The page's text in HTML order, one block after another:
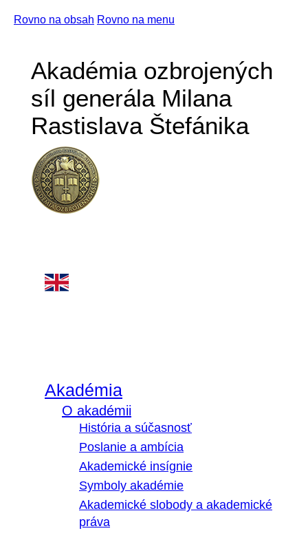
Rovno na obsah Rovno na menu
Akadémia ozbrojených
síl generála Milana
Rastislava Štefánika
Akadémia
O akadémii
História a súčasnosť
Poslanie a ambícia
Akademické insígnie
Symboly akadémie
Akademické slobody a akademické
práva